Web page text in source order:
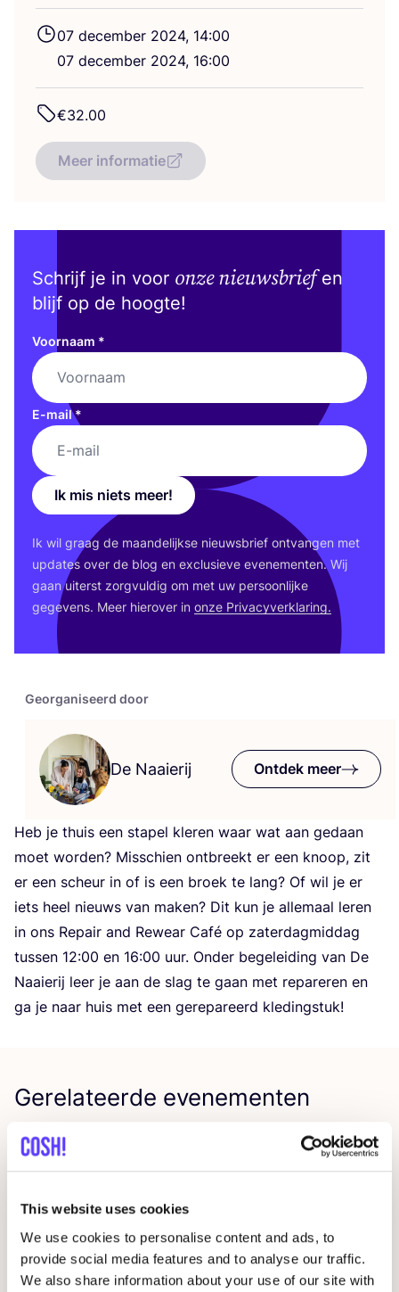
This website uses cookies
We use cookies to personalise content and ads, to
provide social media features and to analyse our traffic.
We also share information about your use of our site with
Georganiseerd door
De Naaierij Ontdek meer
Heb je thuis een sta­pel kle­ren waar wat aan gedaan
moet wor­den? Mis­schien ont­breekt er een knoop, zit
er een scheur in of is een broek te lang? Of wil je er
iets heel nieuws van maken? Dit kun je alle­maal leren
in ons Repair and Rewear Café op zater­dag­mid­dag
tus­sen 12:00 en 16:00 uur. Onder bege­lei­ding van De
Naai­e­rij leer je aan de slag te gaan met repa­re­ren en
ga je naar huis met een gere­pa­reerd kledingstuk!
07 decem­ber 2024, 14:00
07 decem­ber 2024, 16:00
€32.00
Meer informatie
Schrijf je in voor onze nieuwsbriefen
blijf op de hoogte!
Voornaam *
E-mail*
Ik mis niets meer!
Ik wil graag de maan­de­lijk­se nieuws­brief ont­van­gen met
upda­tes over de blog en exclu­sie­ve eve­ne­men­ten. Wij
gaan uiterst zorg­vul­dig om met uw per­soon­lij­ke
gege­vens. Meer hier­over in onze Pri­va­cy­ver­kla­ring.
Gerelateerde evenementen